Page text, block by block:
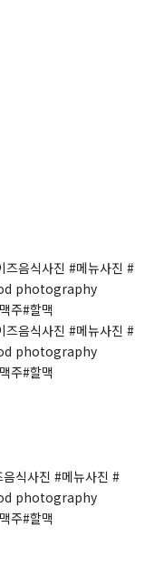
식사진 #메뉴사진 #
photography
주#할맥